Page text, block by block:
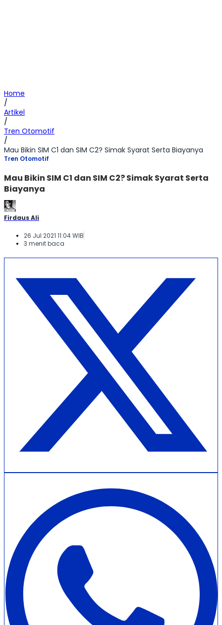
Home
/
Artikel
/
Tren Otomotif
/
Mau Bikin SIM C1 dan SIM C2? Simak Syarat Serta Biayanya
Tren Otomotif
Mau Bikin SIM C1 dan SIM C2? Simak Syarat Serta
Biayanya
Firdaus Ali
26 Jul 2021 11:04 WIB
3 menit baca